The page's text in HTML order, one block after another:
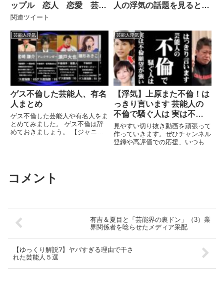
ップル 恋人 恋愛 芸能
人 有名人 不倫 結婚
関連ツイート
人の浮気の話題を見ると
してました。見たこともな
いスケスケの赤い下着とｶﾞ
ｰﾀｰを見つけるまでは
芸能人浮気
ゲス不倫した芸能人、有名
人まとめ
ゲス不倫した芸能人や有名人をま
とめてみました。 ゲス不倫は辞
めておきましょう。 【ジャニー
芸能人浮気
【浮気】上原また不倫！は
っきり言います 芸能人の
不倫で騒ぐ人は 実は不倫
願望が強い【ホリエモン切
り抜き】
見やすい切り抜き動画を頑張って
作っていきます。ぜひチャンネル
登録や高評価での応援、いつもあ
コメント
有吉＆夏目と「芸能界の裏ドン」（3）業
界関係者を唸らせたメディア采配
【ゆっくり解説?】ヤバすぎる理由で干さ
れた芸能人５選